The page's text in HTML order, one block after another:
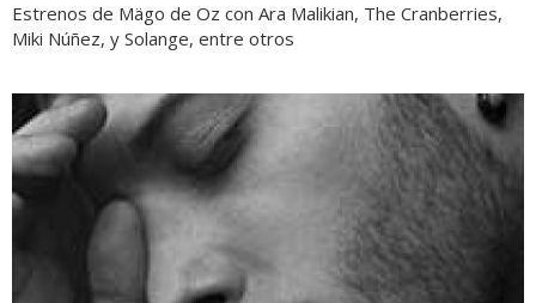
Estrenos de Mägo de Oz con Ara Malikian, The Cranberries,
Miki Núñez, y Solange, entre otros